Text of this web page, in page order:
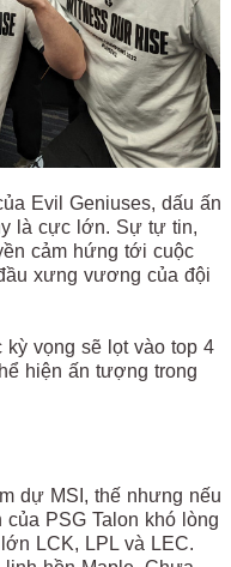
Evil Geniuses, dấu ấn
là cực lớn. Sự tự tin,
cảm hứng tới cuộc
xưng vương của đội
vọng sẽ lọt vào top 4
hiện ấn tượng trong
dự MSI, thế nhưng nếu
PSG Talon khó lòng
LCK, LPL và LEC.